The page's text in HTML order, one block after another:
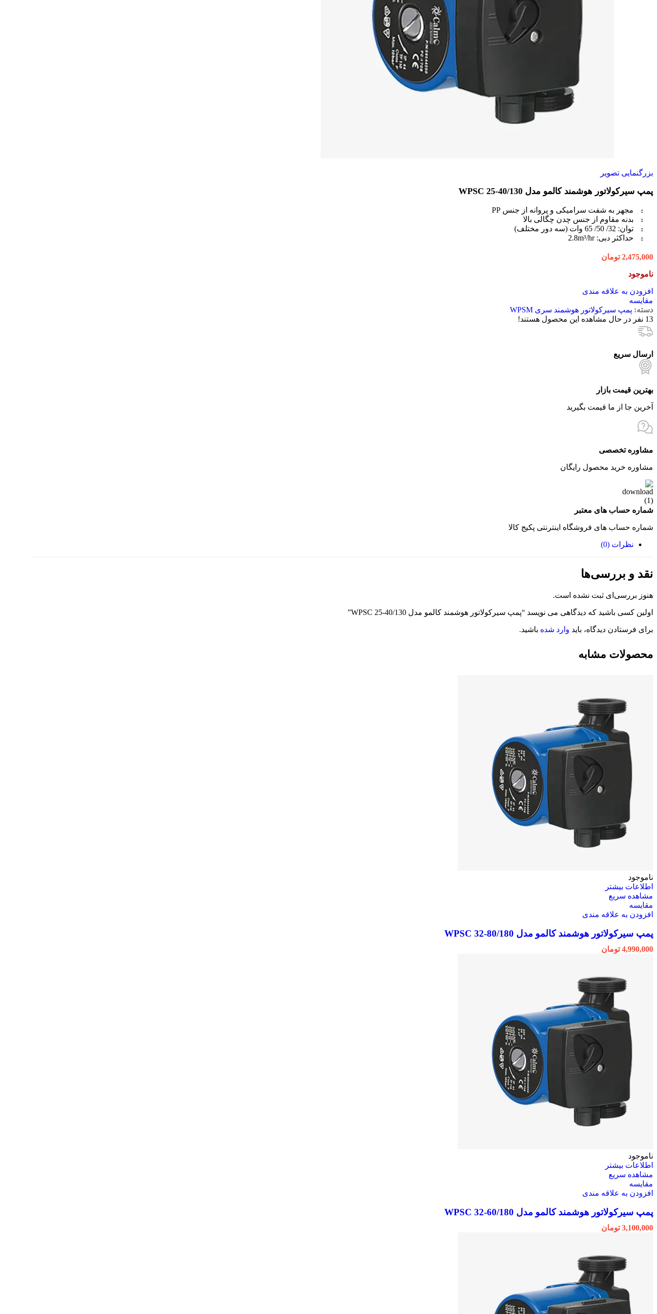
بزرگنمایی تصویر
پمپ سیرکولاتور هوشمند کالمو مدل WPSC 25-40/130
مجهر به شفت سرامیکی و پروانه از جنس PP
بدنه مقاوم از جنس چدن چگالی بالا
توان: 32/ 50/ 65 وات (سه دور مختلف)
حداکثر دبی: 2.8m³/hr
2,475,000 تومان
ناموجود
افزودن به علاقه مندی
مقایسه
دسته: پمپ سیرکولاتور هوشمند سری WPSM
13 نفر در حال مشاهده این محصول هستند!
ارسال سریع
بهترین قیمت بازار
آخرین جا از ما قیمت بگیرید
مشاوره تخصصی
مشاوره خرید محصول رایگان
شماره حساب های معتبر
شماره حساب های فروشگاه اینترنتی پکیج کالا
نظرات (0)
نقد و بررسی‌ها
هنوز بررسی‌ای ثبت نشده است.
اولین کسی باشید که دیدگاهی می نویسد “پمپ سیرکولاتور هوشمند کالمو مدل WPSC 25-40/130”
برای فرستادن دیدگاه، باید وارد شده باشید.
محصولات مشابه
ناموجود
اطلاعات بیشتر
مشاهده سریع
مقایسه
افزودن به علاقه مندی
پمپ سیرکولاتور هوشمند کالمو مدل WPSC 32-80/180
4,990,000 تومان
ناموجود
اطلاعات بیشتر
مشاهده سریع
مقایسه
افزودن به علاقه مندی
پمپ سیرکولاتور هوشمند کالمو مدل WPSC 32-60/180
3,100,000 تومان